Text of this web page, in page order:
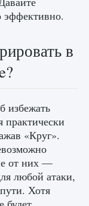
For
эффективно.
в
избежать
практически
«Круг».
от них —
любой атаки,
Хотя